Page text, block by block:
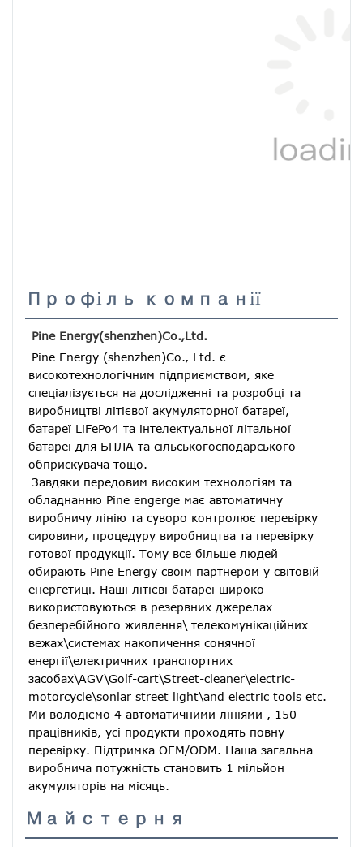
Профіль компанії
Pine Energy(shenzhen)Co.,Ltd.
Pine Energy (shenzhen)Co., Ltd. є
високотехнологічним підприємством, яке
спеціалізується на дослідженні та розробці та
виробництві літієвої акумуляторної батареї,
батареї LiFePo4 та інтелектуальної літальної
батареї для БПЛА та сільськогосподарського
обприскувача тощо.
Завдяки передовим високим технологіям та
обладнанню Pine engerge має автоматичну
виробничу лінію та суворо контролює перевірку
сировини, процедуру виробництва та перевірку
готової продукції. Тому все більше людей
обирають Pine Energy своїм партнером у світовій
енергетиці. Наші літієві батареї широко
використовуються в резервних джерелах
безперебійного живлення\ телекомунікаційних
вежах\системах накопичення сонячної
енергії\електричних транспортних
засобах\AGV\Golf-cart\Street-cleaner\electric-
motorcycle\sonlar street light\and electric tools etc.
Ми володіємо 4 автоматичними лініями , 150
працівників, усі продукти проходять повну
перевірку. Підтримка OEM/ODM. Наша загальна
виробнича потужність становить 1 мільйон
акумуляторів на місяць.
Майстерня